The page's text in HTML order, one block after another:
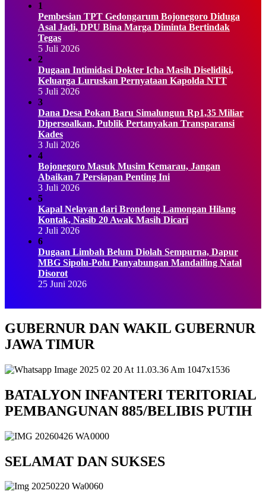
1
Pembesian TPT Gedongarum Bojonegoro Diduga
Asal Jadi, DPU Bina Marga Diminta Bertindak
Tegas
5 Juli 2026
2
Dugaan Intimidasi Dokter Icha Masih Diselidiki,
Keluarga Luruskan Pernyataan Kapolda NTT
5 Juli 2026
3
Dana Desa Pokan Baru Simalungun Rp1,35 Miliar
Dipersoalkan, Publik Pertanyakan Transparansi
Kades
3 Juli 2026
4
Bojonegoro Masuk Musim Kemarau, Jangan
Abaikan 7 Persiapan Penting Ini
3 Juli 2026
5
Kapal Nelayan dari Brondong Lamongan Hilang
Kontak, Nasib 20 Awak Masih Dicari
2 Juli 2026
6
Dugaan Limbah Belum Diolah Sempurna, Dapur
MBG Sipolu-Polu Panyabungan Mandailing Natal
Disorot
25 Juni 2026
GUBERNUR DAN WAKIL GUBERNUR
JAWA TIMUR
BATALYON INFANTERI TERITORIAL
PEMBANGUNAN 885/BELIBIS PUTIH
SELAMAT DAN SUKSES